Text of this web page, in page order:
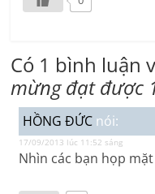
Có 1 bình luận
mừng đạt được
HỒNG ĐỨC nói:
17/09/2013 lúc 11:52 sáng
Nhìn các bạn họp